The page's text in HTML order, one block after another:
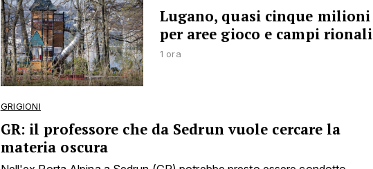
Lugano, quasi cinque milioni
per aree gioco e campi rionali
1 ora
GRIGIONI
GR: il professore che da Sedrun vuole cercare la
materia oscura